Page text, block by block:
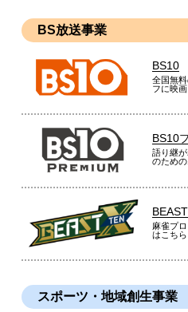
BS放送事業
BS10
全国無
フに映
BS10
語り継
のため
麻雀プ
はこちら
スポーツ・地域創生事業